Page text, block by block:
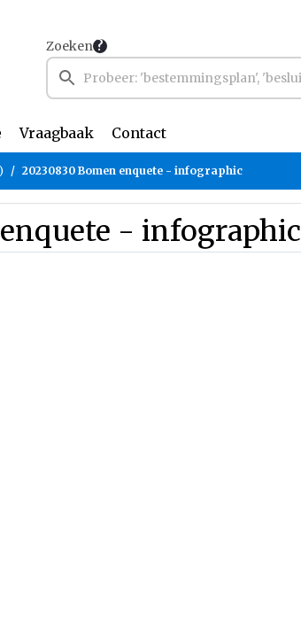
Zoeken
Vraagbaak Contact
20230830 Bomen enquete - infographic
- infographic